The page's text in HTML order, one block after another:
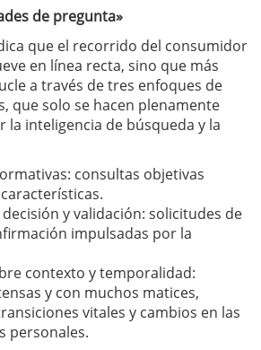
de pregunta»
que el recorrido del consumidor
en línea recta, sino que más
a través de tres enfoques de
que solo se hacen plenamente
la inteligencia de búsqueda y la
consultas objetivas
y validación: solicitudes de
impulsadas por la
contexto y temporalidad:
y con muchos matices,
vitales y cambios en las
personales.